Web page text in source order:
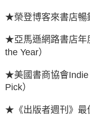
★榮登博客來書店暢
★亞馬遜網路書店年
the Year）
★美國書商協會Indie
Pick）
★《出版者週刊》最